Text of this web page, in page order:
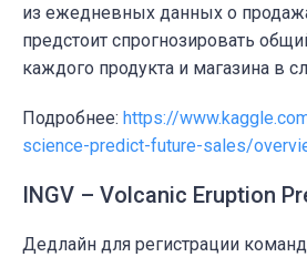
из ежедневных данных о
предстоит спрогнозировать
каждого продукта и магазина в
Подробнее: https://
science-predict-future-sales/
INGV – Volcanic Eruption
Дедлайн для регистрации